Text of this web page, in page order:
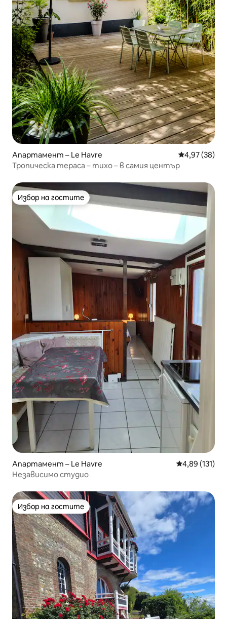
Апартамент – Le Havre Средна
4,97 (38)
Тропическа тераса – тихо – в самия център
Избор на гостите
Избор на гостите
Апартамент – Le Havre Средна
4,89 (131)
Независимо студио
Избор на гостите
Избор на гостите